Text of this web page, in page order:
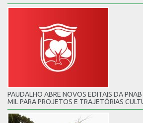
PAUDALHO ABRE NOVOS EDITAIS DA
MIL PARA PROJETOS E TRAJETÓRIAS